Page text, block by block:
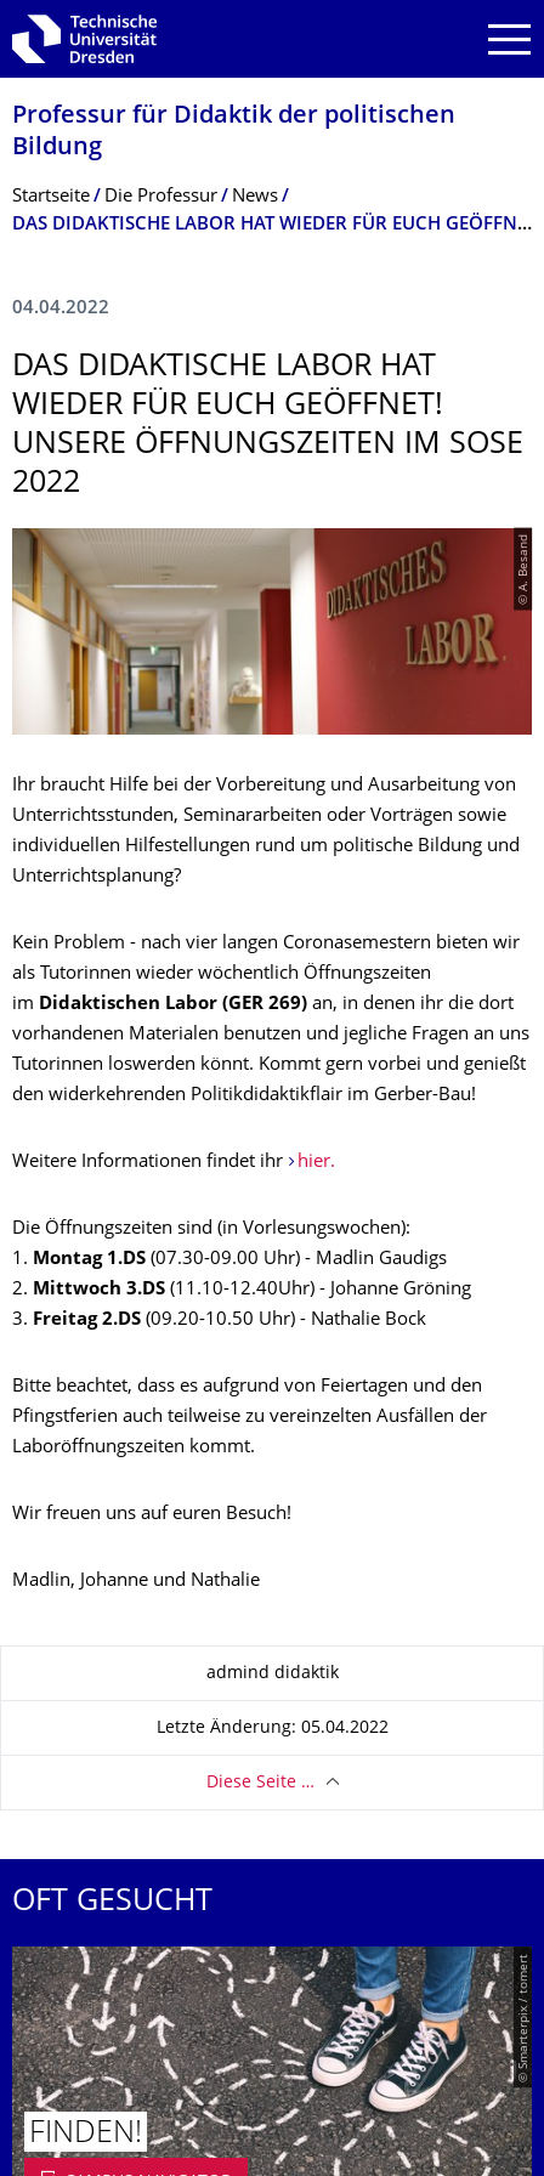
Zur Hauptnavigation springen
Zur Suche springen
Zum Inhalt springen
Professur für Didaktik der politischen
Bildung
Breadcrumb-Menü
Startseite Die Professur
News
DAS DIDAKTISCHE LABOR HAT WIEDER FÜR EUCH GEÖFFNET! UNSERE ÖFFNUNGSZEITEN IM SOSE 2022
04.04.2022
DAS DIDAKTISCHE LABOR HAT
WIEDER FÜR EUCH GEÖFFNET!
UNSERE ÖFFNUNGSZEITEN IM SOSE
2022
© A. Besand
Ihr braucht Hilfe bei der Vorbereitung und Ausarbeitung von
Unterrichtsstunden, Seminararbeiten oder Vorträgen sowie
individuellen Hilfestellungen rund um politische Bildung und
Unterrichtsplanung?
Kein Problem - nach vier langen Coronasemestern bieten wir
als Tutorinnen wieder wöchentlich Öffnungszeiten
im Didaktischen Labor (GER 269) an, in denen ihr die dort
vorhandenen Materialen benutzen und jegliche Fragen an uns
Tutorinnen loswerden könnt. Kommt gern vorbei und genießt
den widerkehrenden Politikdidaktikflair im Gerber-Bau!
Weitere Informationen findet ihr hier.
Die Öffnungszeiten sind (in Vorlesungswochen):
1. Montag 1.DS (07.30-09.00 Uhr) - Madlin Gaudigs
2. Mittwoch 3.DS (11.10-12.40Uhr) - Johanne Gröning
3. Freitag 2.DS (09.20-10.50 Uhr) - Nathalie Bock
Bitte beachtet, dass es aufgrund von Feiertagen und den
Pfingstferien auch teilweise zu vereinzelten Ausfällen der
Laboröffnungszeiten kommt.
Wir freuen uns auf euren Besuch!
Madlin, Johanne und Nathalie
admind didaktik
Letzte Änderung: 05.04.2022
Diese Seite …
OFT GESUCHT
© Smarterpix / tomert
FINDEN!